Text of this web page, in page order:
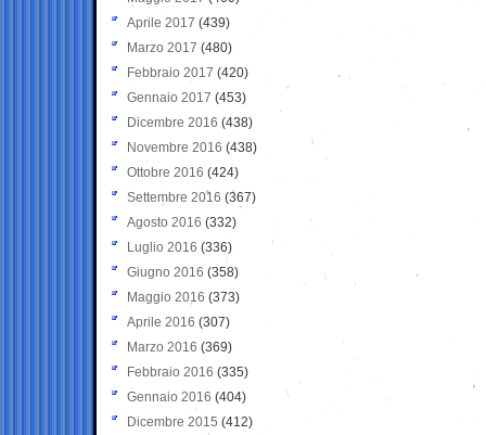
Aprile 2017 (439)
Marzo 2017 (480)
Febbraio 2017 (420)
Gennaio 2017 (453)
Dicembre 2016 (438)
Novembre 2016 (438)
Ottobre 2016 (424)
Settembre 2016 (367)
Agosto 2016 (332)
Luglio 2016 (336)
Giugno 2016 (358)
Maggio 2016 (373)
Aprile 2016 (307)
Marzo 2016 (369)
Febbraio 2016 (335)
Gennaio 2016 (404)
Dicembre 2015 (412)